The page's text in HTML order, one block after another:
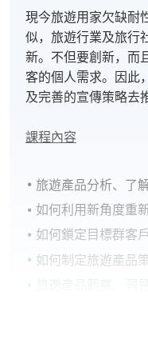
現今旅遊用家欠缺耐
似，旅遊行業及旅行
新。不但要創新，而
客的個人需求。因此
及完善的宣傳策略去
課程內容
旅遊產品分析、了
如何利用新角度重
如何鎖定目標群客
如何制定旅遊產品
建立旅遊產品與旅